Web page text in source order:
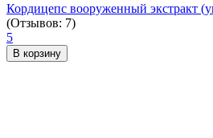
Кордицепс вооруженный экстракт
(Отзывов: 7)
5
В корзину